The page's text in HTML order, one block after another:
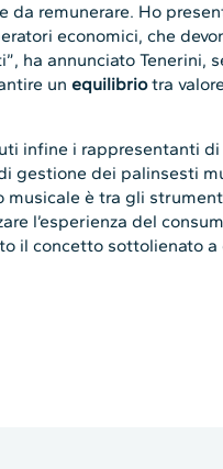
da remunerare. Ho
economici, che
ha annunciato Tenerini,
unequilibriotra
infine i rappresentanti di
gestione dei palinsesti
musicale è tra gli
l’esperienza del
il concetto sottolienato a